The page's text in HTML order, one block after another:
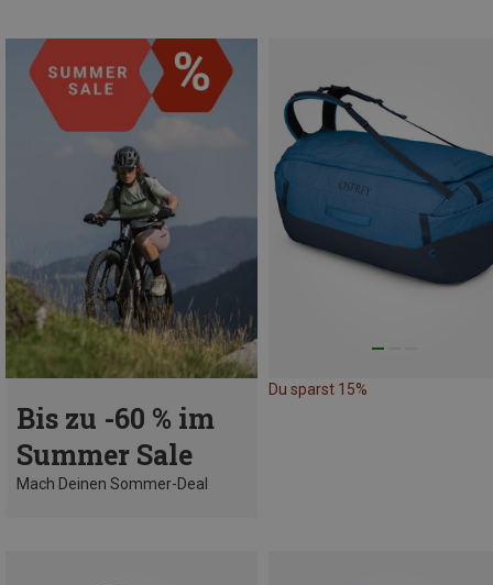
Bis zu -60 % im
Summer Sale
Mach Deinen Sommer-Deal
Du sparst 15%